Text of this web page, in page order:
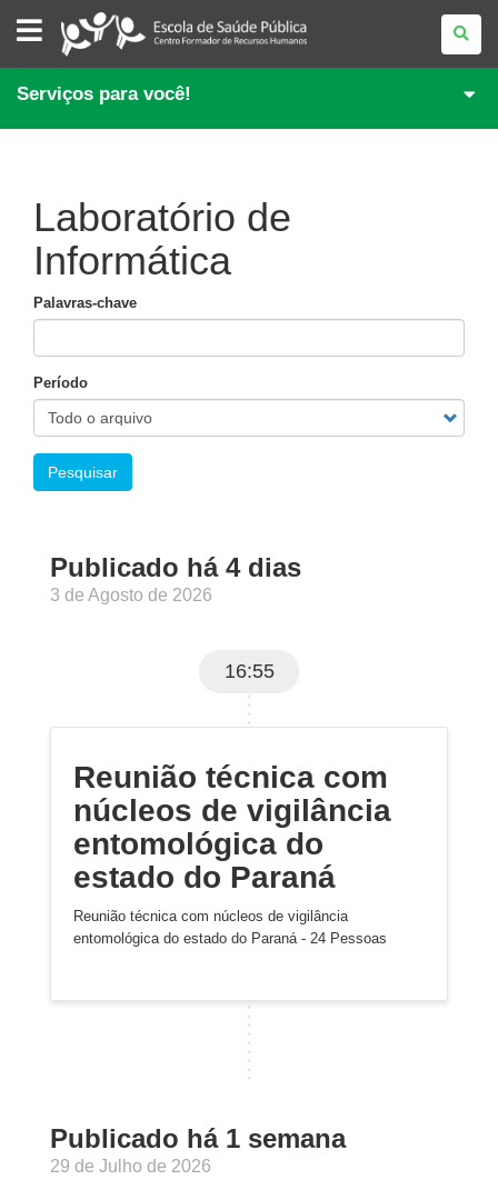
ESCOLA
DE
SAÚDE
PÚBLICA
PARANÁ
Serviços para você!
Laboratório de
Informática
Palavras-chave
Período
Pesquisar
Publicado há 4 dias
3 de Agosto de 2026
16:55
Reunião técnica com
núcleos de vigilância
entomológica do
estado do Paraná
Reunião técnica com núcleos de vigilância
entomológica do estado do Paraná - 24 Pessoas
Publicado há 1 semana
29 de Julho de 2026